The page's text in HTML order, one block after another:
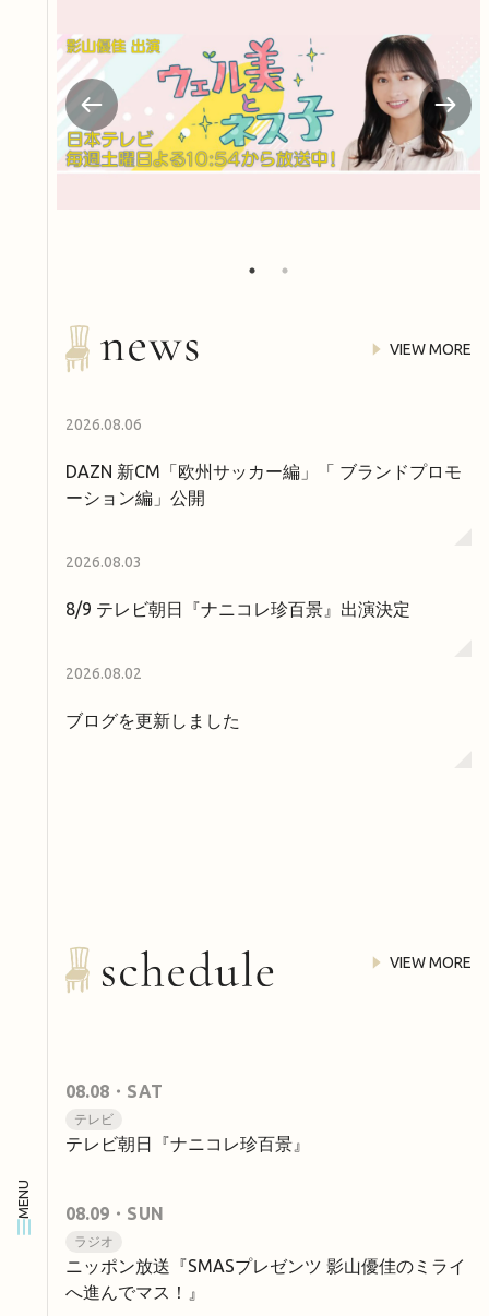
MENU
VIEW MORE
2026.08.06
DAZN 新CM「欧州サッカー編」「 ブランドプロモ
ーション編」公開
2026.08.03
8/9 テレビ朝日『ナニコレ珍百景』出演決定
2026.08.02
ブログを更新しました
VIEW MORE
08.08 ・SAT
テレビ
テレビ朝日『ナニコレ珍百景』
08.09 ・SUN
ラジオ
ニッポン放送『SMASプレゼンツ 影山優佳のミライ
へ進んでマス！』